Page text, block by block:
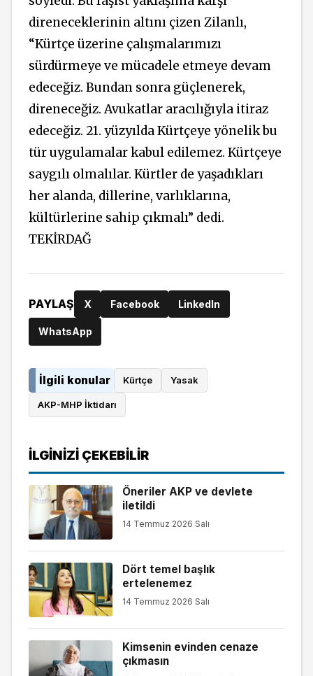
direneceklerinin altını çizen Zilanlı,
“Kürtçe üzerine çalışmalarımızı
sürdürmeye ve mücadele etmeye devam
edeceğiz. Bundan sonra güçlenerek,
direneceğiz. Avukatlar aracılığıyla itiraz
edeceğiz. 21. yüzyılda Kürtçeye yönelik bu
tür uygulamalar kabul edilemez. Kürtçeye
saygılı olmalılar. Kürtler de yaşadıkları
her alanda, dillerine, varlıklarına,
kültürlerine sahip çıkmalı” dedi.
TEKİRDAĞ
PAYLAŞ X Facebook LinkedIn
WhatsApp
İlgili konular Kürtçe Yasak
AKP-MHP İktidarı
İLGINIZI ÇEKEBILIR
Öneriler AKP ve devlete
iletildi
14 Temmuz 2026 Salı
Dört temel başlık
ertelenemez
14 Temmuz 2026 Salı
Kimsenin evinden cenaze
çıkmasın